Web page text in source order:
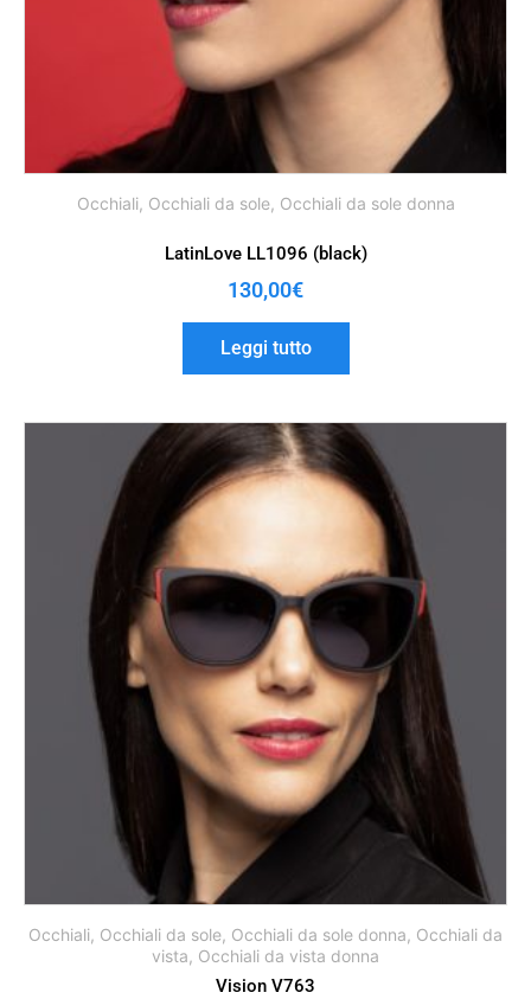
Occhiali, Occhiali da sole, Occhiali da sole donna
LatinLove LL1096 (black)
130,00€
Leggi tutto
Occhiali, Occhiali da sole, Occhiali da sole donna, Occhiali da
vista, Occhiali da vista donna
Vision V763